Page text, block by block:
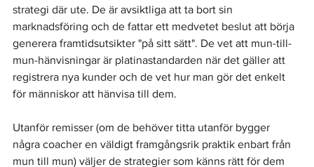
strategi där ute. De är avsiktliga att ta bort sin
marknadsföring och de fattar ett medvetet beslut att börja
generera framtidsutsikter "på sitt sätt". De vet att mun-till-
mun-hänvisningar är platinastandarden när det gäller att
registrera nya kunder och de vet hur man gör det enkelt
för människor att hänvisa till dem.
Utanför remisser (om de behöver titta utanför bygger
några coacher en väldigt framgångsrik praktik enbart från
mun till mun) väljer de strategier som känns rätt för dem